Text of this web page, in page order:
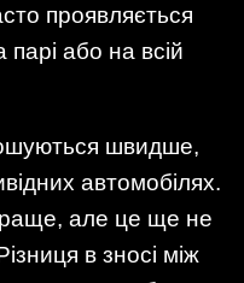
проявляється
або на всій
швидше,
автомобілях.
але це ще не
в зносі між